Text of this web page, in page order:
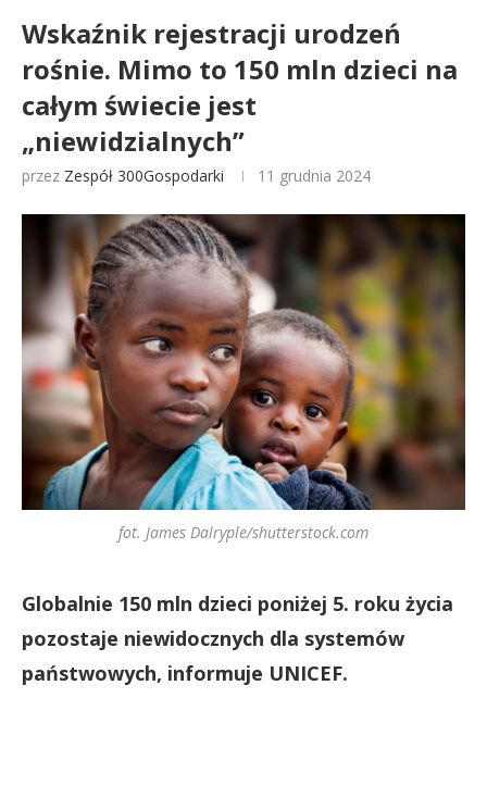
Wskaźnik rejestracji urodzeń
rośnie. Mimo to 150 mln dzieci na
całym świecie jest
„niewidzialnych”
przez Zespół 300Gospodarki 11 grudnia 2024
fot. James Dalryple/shutterstock.com
Globalnie 150 mln dzieci poniżej 5. roku życia
pozostaje niewidocznych dla systemów
państwowych, informuje UNICEF.